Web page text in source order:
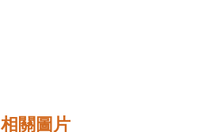
相關圖片